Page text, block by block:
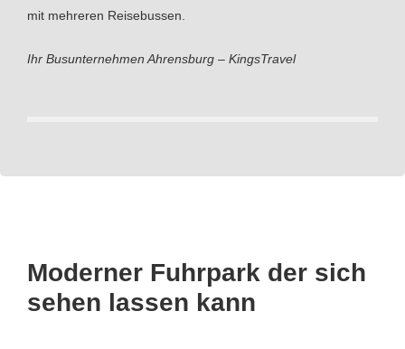
mit mehreren Reisebussen.
Ihr Busunternehmen Ahrensburg – KingsTravel
Moderner Fuhrpark der sich
sehen lassen kann